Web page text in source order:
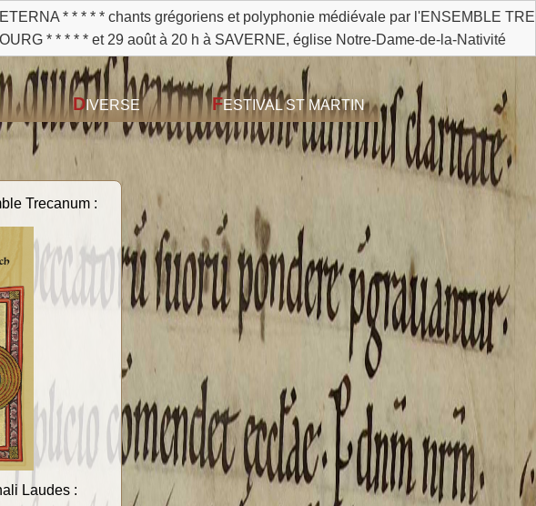
grégoriens et polyphonie médiévale par l'ENSEMBLE TRECANUM * * * * * 23
à 20 h à SAVERNE, église Notre-Dame-de-la-Nativité
DIVERSE FESTIVAL ST MARTIN
Trecanum :
Laudes :